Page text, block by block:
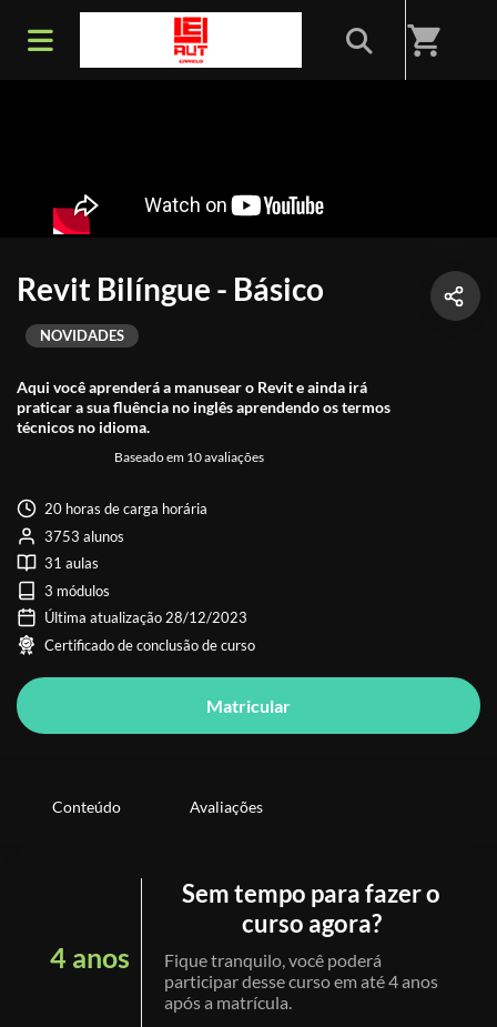
shopping_cart
Revit Bilíngue - Básico
Aqui você aprenderá a manusear o Revit e ainda irá
praticar a sua fluência no inglês aprendendo os termos
técnicos no idioma.
Baseado em 10 avaliações
NOVIDADES
20 horas de carga horária
3753 alunos
31 aulas
3 módulos
Última atualização 28/12/2023
Certificado de conclusão de curso
Matricular
Conteúdo Avaliações
4 anos
Sem tempo para fazer o
curso agora?
Fique tranquilo, você poderá
participar desse curso em até 4 anos
após a matrícula.